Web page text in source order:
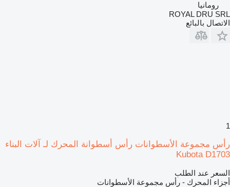
رومانيا
ROYAL DRU SRL
الاتصال بالبائع
1
رأس مجموعة الأسطوانات رأس أسطوانة المحرك لـ آلات البناء
Kubota D1703
السعر عند الطلب
أجزاء المحرك - رأس مجموعة الأسطوانات